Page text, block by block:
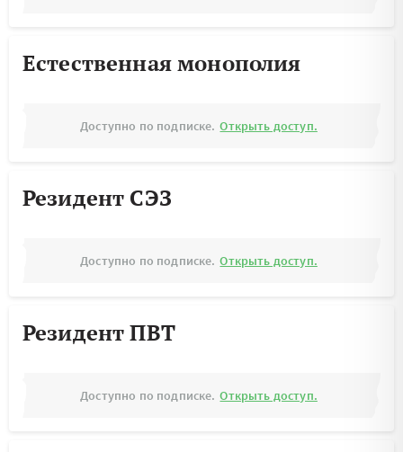
Естественная монополия
Доступно по подписке. Открыть доступ.
Резидент СЭЗ
Доступно по подписке. Открыть доступ.
Резидент ПВТ
Доступно по подписке. Открыть доступ.